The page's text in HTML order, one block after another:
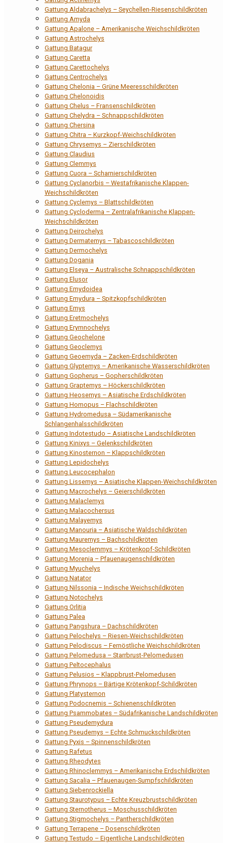
Gattung Aldabrachelys – Seychellen-Riesenschildkröten
Gattung Amyda
Gattung Apalone – Amerikanische Weichschildkröten
Gattung Astrochelys
Gattung Batagur
Gattung Caretta
Gattung Carettochelys
Gattung Centrochelys
Gattung Chelonia – Grüne Meeresschildkröten
Gattung Chelonoidis
Gattung Chelus – Fransenschildkröten
Gattung Chelydra – Schnappschildkröten
Gattung Chersina
Gattung Chitra – Kurzkopf-Weichschildkröten
Gattung Chrysemys – Zierschildkröten
Gattung Claudius
Gattung Clemmys
Gattung Cuora – Scharnierschildkröten
Gattung Cyclanorbis – Westafrikanische Klappen-
Weichschildkröten
Gattung Cyclemys – Blattschildkröten
Gattung Cycloderma – Zentralafrikanische Klappen-
Weichschildkröten
Gattung Deirochelys
Gattung Dermatemys – Tabascoschildkröten
Gattung Dermochelys
Gattung Dogania
Gattung Elseya – Australische Schnappschildkröten
Gattung Elusor
Gattung Emydoidea
Gattung Emydura – Spitzkopfschildkröten
Gattung Emys
Gattung Eretmochelys
Gattung Erymnochelys
Gattung Geochelone
Gattung Geoclemys
Gattung Geoemyda – Zacken-Erdschildkröten
Gattung Glyptemys – Amerikanische Wasserschildkröten
Gattung Gopherus – Gopherschildkröten
Gattung Graptemys – Höckerschildkröten
Gattung Heosemys – Asiatische Erdschildkröten
Gattung Homopus – Flachschildkröten
Gattung Hydromedusa – Südamerikanische
Schlangenhalsschildkröten
Gattung Indotestudo – Asiatische Landschildkröten
Gattung Kinixys – Gelenkschildkröten
Gattung Kinosternon – Klappschildkröten
Gattung Lepidochelys
Gattung Leucocephalon
Gattung Lissemys – Asiatische Klappen-Weichschildkröten
Gattung Macrochelys – Geierschildkröten
Gattung Malaclemys
Gattung Malacochersus
Gattung Malayemys
Gattung Manouria – Asiatische Waldschildkröten
Gattung Mauremys – Bachschildkröten
Gattung Mesoclemmys – Krötenkopf-Schildkröten
Gattung Morenia – Pfauenaugenschildkröten
Gattung Myuchelys
Gattung Natator
Gattung Nilssonia – Indische Weichschildkröten
Gattung Notochelys
Gattung Orlitia
Gattung Palea
Gattung Pangshura – Dachschildkröten
Gattung Pelochelys – Riesen-Weichschildkröten
Gattung Pelodiscus – Fernöstliche Weichschildkröten
Gattung Pelomedusa – Starrbrust-Pelomedusen
Gattung Peltocephalus
Gattung Pelusios – Klappbrust-Pelomedusen
Gattung Phrynops – Bärtige Krötenkopf-Schildkröten
Gattung Platysternon
Gattung Podocnemis – Schienenschildkröten
Gattung Psammobates – Südafrikanische Landschildkröten
Gattung Pseudemydura
Gattung Pseudemys – Echte Schmuckschildkröten
Gattung Pyxis – Spinnenschildkröten
Gattung Rafetus
Gattung Rheodytes
Gattung Rhinoclemmys – Amerikanische Erdschildkröten
Gattung Sacalia – Pfauenaugen-Sumpfschildkröten
Gattung Siebenrockiella
Gattung Staurotypus – Echte Kreuzbrustschildkröten
Gattung Sternotherus – Moschusschildkröten
Gattung Stigmochelys – Pantherschildkröten
Gattung Terrapene – Dosenschildkröten
Gattung Testudo – Eigentliche Landschildkröten